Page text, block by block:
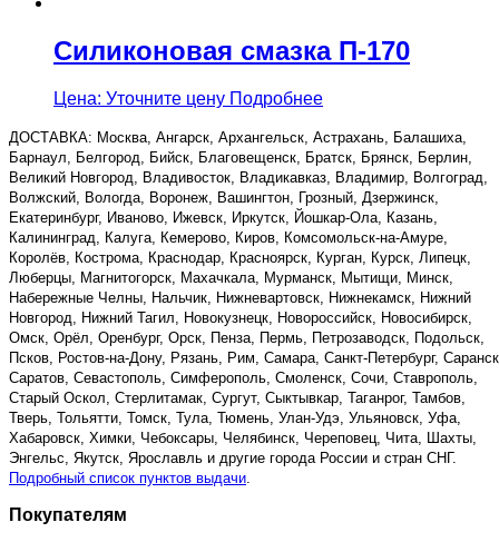
Силиконовая смазка П-170
Цена: Уточните цену Подробнее
ДОСТАВКА: Москва, Ангарск, Архангельск, Астрахань, Балашиха,
Барнаул, Белгород, Бийск, Благовещенск, Братск, Брянск, Берлин,
Великий Новгород, Владивосток, Владикавказ, Владимир, Волгоград,
Волжский, Вологда, Воронеж, Вашингтон, Грозный, Дзержинск,
Екатеринбург, Иваново, Ижевск, Иркутск, Йошкар-Ола, Казань,
Калининград, Калуга, Кемерово, Киров, Комсомольск-на-Амуре,
Королёв, Кострома, Краснодар, Красноярск, Курган, Курск, Липецк,
Люберцы, Магнитогорск, Махачкала, Мурманск, Мытищи, Минск,
Набережные Челны, Нальчик, Нижневартовск, Нижнекамск, Нижний
Новгород, Нижний Тагил, Новокузнецк, Новороссийск, Новосибирск,
Омск, Орёл, Оренбург, Орск, Пенза, Пермь, Петрозаводск, Подольск,
Псков, Ростов-на-Дону, Рязань, Рим, Самара, Санкт-Петербург,
Саратов, Севастополь, Симферополь, Смоленск, Сочи, Ставрополь,
Старый Оскол, Стерлитамак, Сургут, Сыктывкар, Таганрог, Тамбов,
Тверь, Тольятти, Томск, Тула, Тюмень, Улан-Удэ, Ульяновск, Уфа,
Хабаровск, Химки, Чебоксары, Челябинск, Череповец, Чита, Шахты,
Энгельс, Якутск, Ярославль и другие города России и стран СНГ.
Подробный список пунктов выдачи.
Покупателям